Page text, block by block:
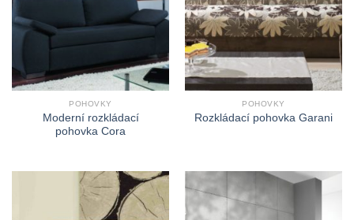
POHOVKY
Moderní rozkládací
pohovka Cora
POHOVKY
Rozkládací pohovka Garani